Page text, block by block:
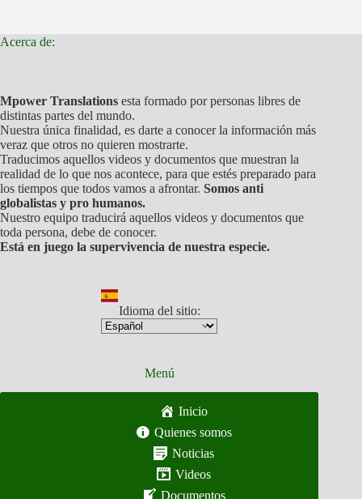
Acerca de:
Mpower Translations esta formado por personas libres de
distintas partes del mundo.
Nuestra única finalidad, es darte a conocer la información más
veraz que otros no quieren mostrarte.
Traducimos aquellos videos y documentos que muestran la
realidad de lo que nos acontece, para que estés preparado para
los tiempos que todos vamos a afrontar. Somos anti
globalistas y pro humanos.
Nuestro equipo traducirá aquellos videos y documentos que
toda persona, debe de conocer.
Está en juego la supervivencia de nuestra especie.
Idioma del sitio:
Menú
Inicio
Quienes somos
Noticias
Videos
Documentos